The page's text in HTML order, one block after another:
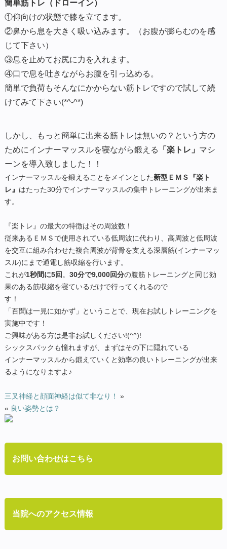
簡単筋トレ（ドローイン）
①仰向けの状態で膝を立てます。
②鼻から息を大きく吸い込みます。（お腹が膨らむのを感
じて下さい）
③息を止めてお尻に力を入れます。
④口で息を吐きながらお腹を引っ込める。
簡単で負荷もそんなにかからない筋トレですので試して続
けてみて下さい(*^-^*)
しかし、もっと簡単に出来る筋トレは無いの？という方の
ためにインナーマッスルを寝ながら鍛える
「楽トレ」 マシ
ーンを導入致しました！！
インナーマッスルを鍛えることをメインとした新型ＥＭＳ『楽ト
レ』 はたった30分でインナーマッスルの集中トレーニングが出来ま
す。
『楽トレ』の最大の特徴はその周波数！
従来あるＥＭＳで使用されている低周波に代わり、高周波と低周波
を交互に組み合わせた複合周波が背骨を支える深層筋(インナーマッ
スル)にまで通電し筋収縮を行います。
これが1秒間に5回 。 30分で9,000回分の腹筋トレーニングと同じ効
果のある筋収縮を寝ているだけで行ってくれるので
す
「百聞は一見に如かず」ということで、 現在お試しトレーニングを
実施中です！
ご興味がある方は是非お試しください!(^^)!
シックスパックも憧れますが、まずはその下に隠れている
インナーマッスルから鍛えていくと効率の良いトレーニングが出来
るようになりますよ♪
三叉神経と顔面神経は似て非なり！
»
« 良い姿勢とは？
お問い合わせはこちら
当院へのアクセス情報